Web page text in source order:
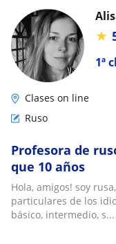
1ª
★
Clases on line
Ruso
Profesora de
que 10 años
Hola, amigos! soy
particulares de los
básico, intermedio, s...